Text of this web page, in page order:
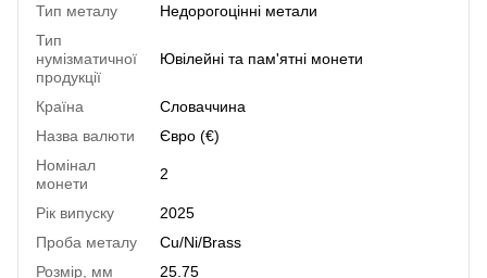
Тип металу
Недорогоцінні метали
Тип
нумізматичної
продукції
Ювілейні та пам'ятні монети
Країна
Словаччина
Назва валюти
Євро (€)
Номінал
монети
2
Рік випуску
2025
Проба металу
Cu/Ni/Brass
Розмір, мм
25.75